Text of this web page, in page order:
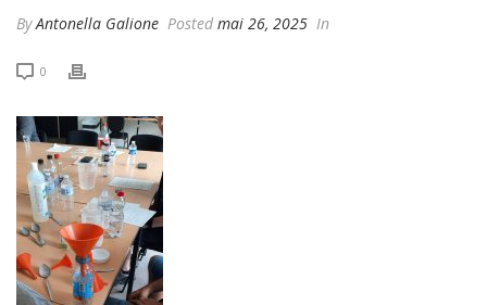
ByAntonella Galione Posted mai 26, 2025 In
0